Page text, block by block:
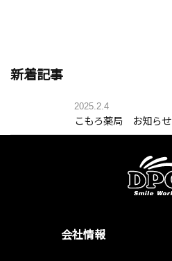
新着記事
2025.2.4
こもろ薬局 お知らせ
会社情報